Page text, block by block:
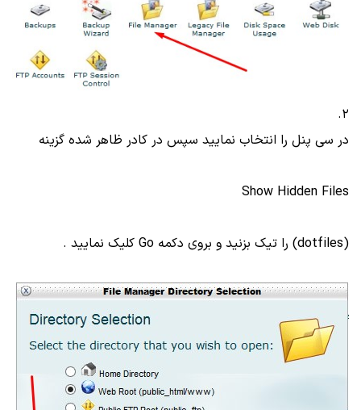
2.
در سی پنل را انتخاب نمایید سپس در کادر ظاهر شده گزینه
Show Hidden Files
(dotfiles) را تیک بزنید و بروی دکمه Go کلیک نمایید .